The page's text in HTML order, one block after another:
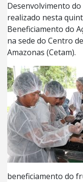
Desenvolvimento do
realizado nesta
Beneficiamento do
na sede do Centro
Amazonas (Cetam).
beneficiamento do